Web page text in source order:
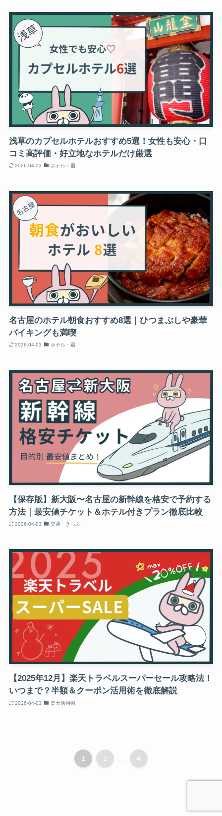
浅草のカプセルホテルおすすめ5選！女性も安心・口
コミ高評価・好立地なホテルだけ厳選
2026-04-03 ホテル・宿
名古屋のホテル朝食おすすめ8選｜ひつまぶしや豪華
バイキングも満喫
2026-04-03 ホテル・宿
【保存版】新大阪〜名古屋の新幹線を格安で予約する
方法｜最安値チケット＆ホテル付きプラン徹底比較
2026-04-03 交通・きっぷ
【2025年12月】楽天トラベルスーパーセール攻略法！
いつまで？半額＆クーポン活用術を徹底解説
2026-04-03 楽天活用術
1 2 ... 4